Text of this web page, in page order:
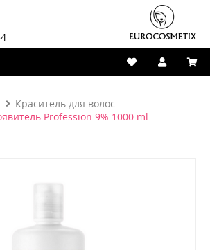
Краситель для волос
Profession 9% 1000 ml